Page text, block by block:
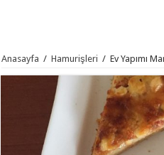
Anasayfa / Hamurişleri / Ev Yapımı